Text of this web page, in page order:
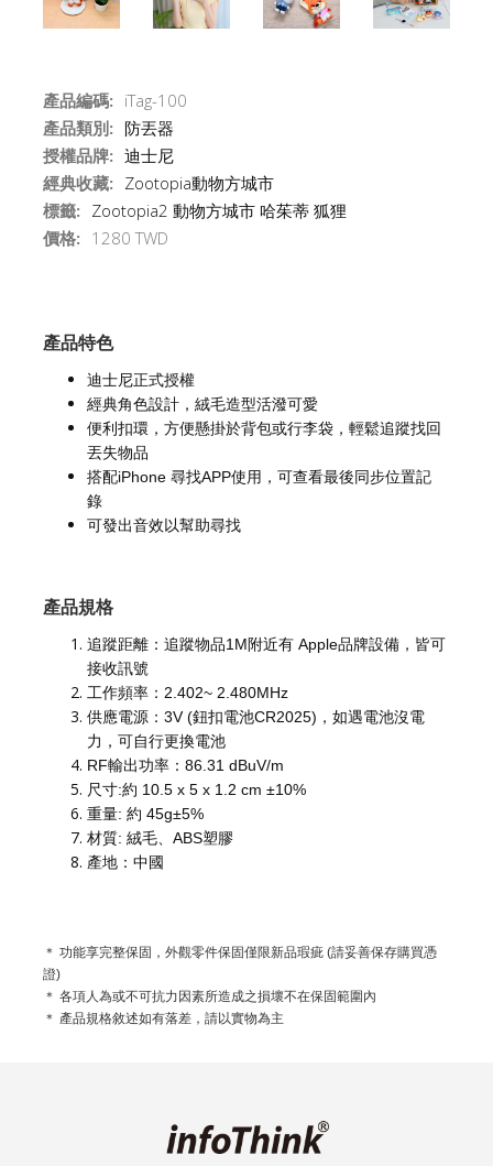
產品編碼: iTag-100
產品類別: 防丟器
授權品牌: 迪士尼
經典收藏: Zootopia動物方城市
標籤: Zootopia2 動物方城市 哈茱蒂 狐狸
價格: 1280 TWD
產品特色
迪士尼正式授權
經典角色設計，絨毛造型活潑可愛
便利扣環，方便懸掛於背包或行李袋，輕鬆追蹤找回
丟失物品
搭配iPhone 尋找APP使用，可查看最後同步位置記
錄
可發出音效以幫助尋找
產品規格
追蹤距離：追蹤物品1M附近有 Apple品牌設備，皆可
接收訊號
工作頻率：2.402~ 2.480MHz
供應電源：3V (鈕扣電池CR2025)，如遇電池沒電
力，可自行更換電池
RF輸出功率：86.31 dBuV/m
尺寸:約 10.5 x 5 x 1.2 cm ±10%
重量: 約 45g±5%
材質: 絨毛、ABS塑膠
產地：中國
＊ 功能享完整保固，外觀零件保固僅限新品瑕疵 (請妥善保存購買憑
證)
＊ 各項人為或不可抗力因素所造成之損壞不在保固範圍內
＊ 產品規格敘述如有落差，請以實物為主